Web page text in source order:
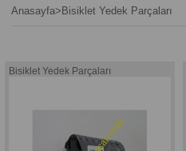
Anasayfa> Bisiklet Yedek Parçaları
Bisiklet Yedek Parçaları